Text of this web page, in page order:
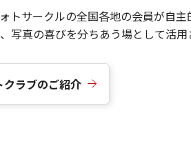
サークルの全国各地の会員が自
真の喜びを分ちあう場として活用
クラブのご紹介